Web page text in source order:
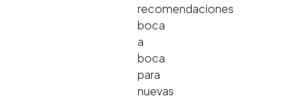
recomendaciones
boca
a
boca
para
nuevas